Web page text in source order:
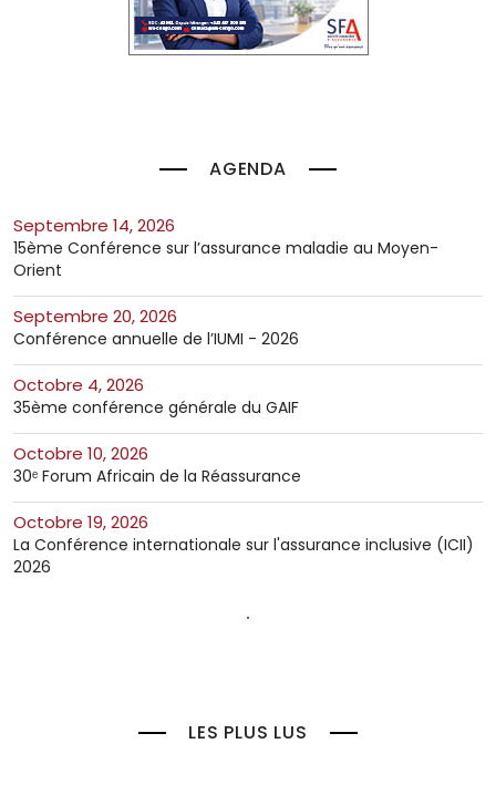
AGENDA
septembre 14, 2026
15ème Conférence sur l’assurance maladie au Moyen-
Orient
septembre 20, 2026
Conférence annuelle de l’IUMI - 2026
octobre 4, 2026
35ème conférence générale du GAIF
octobre 10, 2026
30ᵉ Forum Africain de la Réassurance
octobre 19, 2026
La Conférence internationale sur l'assurance inclusive (ICII)
2026
LES PLUS LUS